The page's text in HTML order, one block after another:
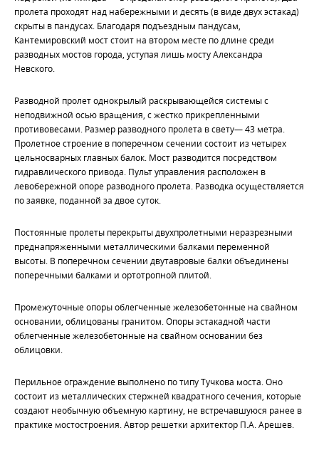
пролета проходят над набережными и десять (в виде двух эстакад)
скрыты в пандусах. Благодаря подъездным пандусам,
Кантемировский мост стоит на втором месте по длине среди
разводных мостов города, уступая лишь мосту Александра
Невского.
Разводной пролет однокрылый раскрывающейся системы с
неподвижной осью вращения, с жестко прикрепленными
противовесами. Размер разводного пролета в свету— 43 метра.
Пролетное строение в поперечном сечении состоит из четырех
цельносварных главных балок. Мост разводится посредством
гидравлического привода. Пульт управления расположен в
левобережной опоре разводного пролета. Разводка осуществляется
по заявке, поданной за двое суток.
Постоянные пролеты перекрыты двухпролетными неразрезными
преднапряженными металлическими балками переменной
высоты. В поперечном сечении двутавровые балки объединены
поперечными балками и ортотропной плитой.
Промежуточные опоры облегченные железобетонные на свайном
основании, облицованы гранитом. Опоры эстакадной части
облегченные железобетонные на свайном основании без
облицовки.
Перильное ограждение выполнено по типу Тучкова моста. Оно
состоит из металлических стержней квадратного сечения, которые
создают необычную объемную картину, не встречавшуюся ранее в
практике мостостроения. Автор решетки архитектор П.А. Арешев.